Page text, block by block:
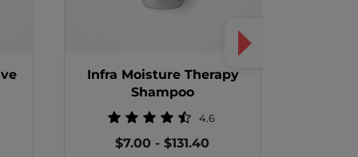
Infra Moisture Therapy
Shampoo
4.6
$7.00 -$131.40